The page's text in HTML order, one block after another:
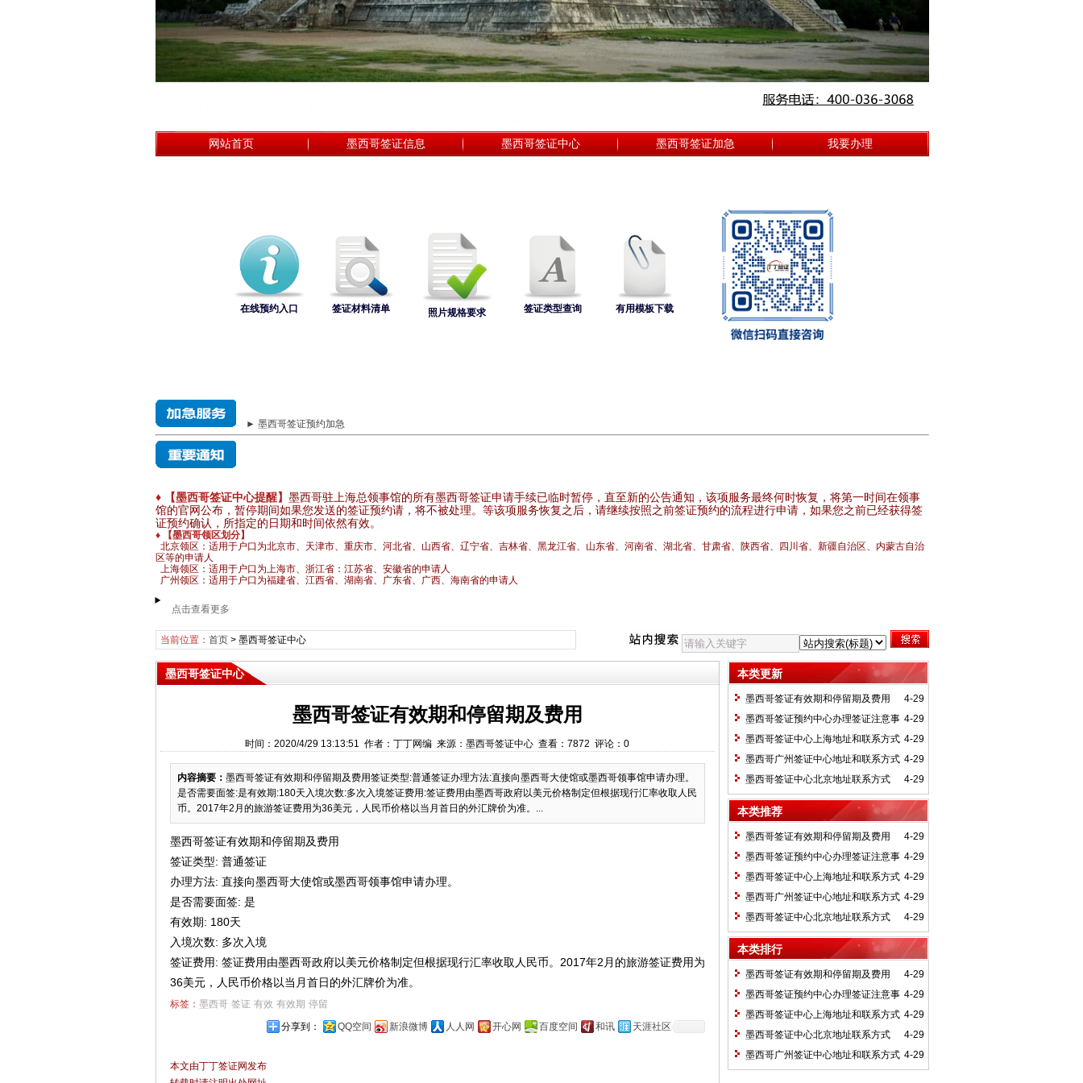
网站首页 墨西哥签证信息 墨西哥签证中心 墨西哥签证加急 我要办理
在线预约入口 签证材料清单 照片规格要求 签证类型查询 有用模板下载
► 墨西哥签证预约加急
♦ 【墨西哥签证中心提醒】 墨西哥驻上海总领事馆的所有墨西哥签证申请手续已临时暂停，直至新的公告通知，该项服务最终何时恢复，将第一时间在领事
馆的官网公布，暂停期间如果您发送的签证预约请，将不被处理。等该项服务恢复之后，请继续按照之前签证预约的流程进行申请，如果您之前已经获得签
证预约确认，所指定的日期和时间依然有效。
♦ 【墨西哥领区划分】
北京领区：适用于户口为北京市、天津市、重庆市、河北省、山西省、辽宁省、吉林省、黑龙江省、山东省、河南省、湖北省、甘肃省、陕西省、四川省、新疆自治区、内蒙古自治
区等的申请人
上海领区：适用于户口为上海市、浙江省：江苏省、安徽省的申请人
广州领区：适用于户口为福建省、江西省、湖南省、广东省、广西、海南省的申请人
点击查看更多
当前位置： 首页> 墨西哥签证中心
墨西哥签证中心
墨西哥签证有效期和停留期及费用
时间：2020/4/29 13:13:51 作者：丁丁网编 来源：墨西哥签证中心 查看：7872 评论：0
内容摘要： 墨西哥签证有效期和停留期及费用签证类型:普通签证办理方法:直接向墨西哥大使馆或墨西哥领事馆申请办理。
是否需要面签:是有效期:180天入境次数:多次入境签证费用:签证费用由墨西哥政府以美元价格制定但根据现行汇率收取人民
币。2017年2月的旅游签证费用为36美元，人民币价格以当月首日的外汇牌价为准。...
墨西哥签证有效期和停留期及费用
签证类型: 普通签证
办理方法: 直接向墨西哥大使馆或墨西哥领事馆申请办理。
是否需要面签: 是
有效期: 180天
入境次数: 多次入境
签证费用: 签证费用由墨西哥政府以美元价格制定但根据现行汇率收取人民币。2017年2月的旅游签证费用为
36美元，人民币价格以当月首日的外汇牌价为准。
标签： 墨西哥 签证 有效 有效期 停留
分享到：
QQ空间 新浪微博 人人网 开心网 百度空间 和讯 天涯社区
本文由丁丁签证网发布
本类更新
4-29
墨西哥签证有效期和停留期及费用
4-29
墨西哥签证预约中心办理签证注意事
项
4-29
墨西哥签证中心上海地址和联系方式
4-29
墨西哥广州签证中心地址和联系方式
4-29
墨西哥签证中心北京地址联系方式
本类推荐
4-29
墨西哥签证有效期和停留期及费用
4-29
墨西哥签证预约中心办理签证注意事
项
4-29
墨西哥签证中心上海地址和联系方式
4-29
墨西哥广州签证中心地址和联系方式
4-29
墨西哥签证中心北京地址联系方式
本类排行
4-29
墨西哥签证有效期和停留期及费用
4-29
墨西哥签证预约中心办理签证注意事
项
4-29
墨西哥签证中心上海地址和联系方式
4-29
墨西哥签证中心北京地址联系方式
4-29
墨西哥广州签证中心地址和联系方式